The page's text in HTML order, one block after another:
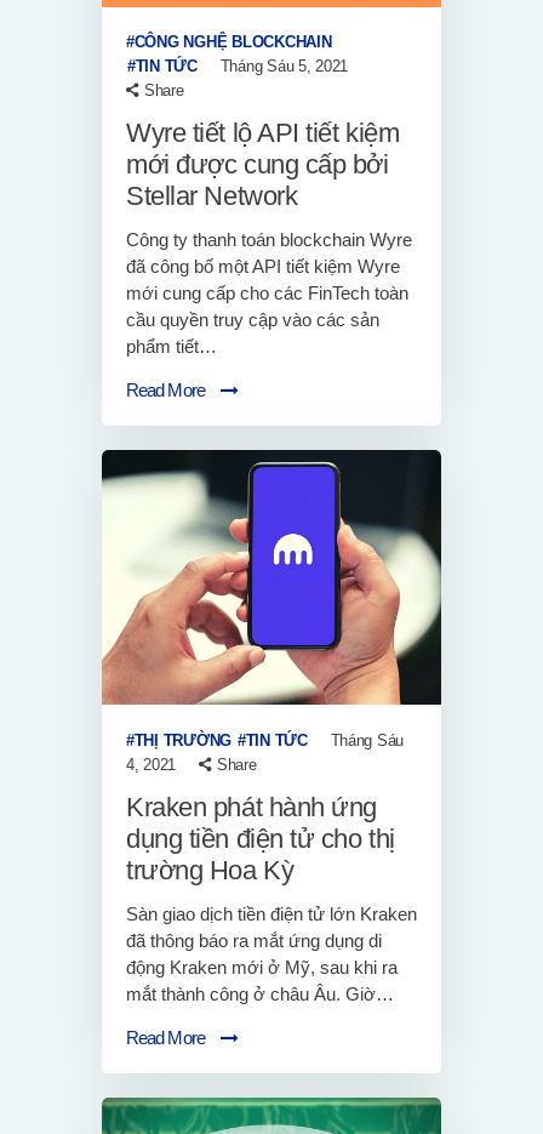
CÔNG NGHỆ BLOCKCHAIN
TIN TỨC
Tháng Sáu 5, 2021
Share
Wyre tiết lộ API tiết kiệm
mới được cung cấp bởi
Stellar Network
Công ty thanh toán blockchain Wyre
đã công bố một API tiết kiệm Wyre
mới cung cấp cho các FinTech toàn
cầu quyền truy cập vào các sản
phẩm tiết…
Read More
THỊ TRƯỜNG TIN TỨC
Tháng Sáu
4, 2021
Share
Kraken phát hành ứng
dụng tiền điện tử cho thị
trường Hoa Kỳ
Sàn giao dịch tiền điện tử lớn Kraken
đã thông báo ra mắt ứng dụng di
động Kraken mới ở Mỹ, sau khi ra
mắt thành công ở châu Âu. Giờ…
Read More